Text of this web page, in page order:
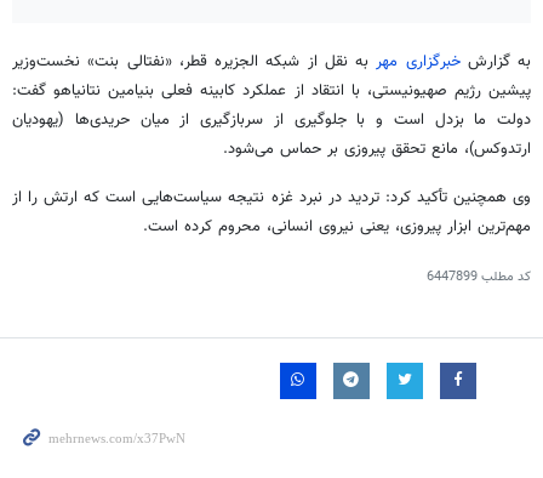
به گزارشخبرگزاری مهربه نقل از شبکه الجزیره قطر، «نفتالی بنت» نخست‌وزیر
پیشین رژیم صهیونیستی، با انتقاد از عملکرد کابینه فعلی بنیامین نتانیاهو گفت:
دولت ما بزدل است و با جلوگیری از سربازگیری از میان حریدی‌ها (یهودیان
ارتدوکس)، مانع تحقق پیروزی بر حماس می‌شود.
وی همچنین تأکید کرد: تردید در نبرد غزه نتیجه سیاست‌هایی است که ارتش را از
مهم‌ترین ابزار پیروزی، یعنی نیروی انسانی، محروم کرده است.
کد مطلب6447899